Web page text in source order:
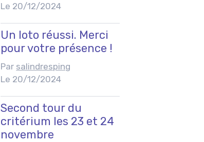
Le 20/12/2024
Un loto réussi. Merci
pour votre présence !
Par salindresping
Le 20/12/2024
Second tour du
critérium les 23 et 24
novembre